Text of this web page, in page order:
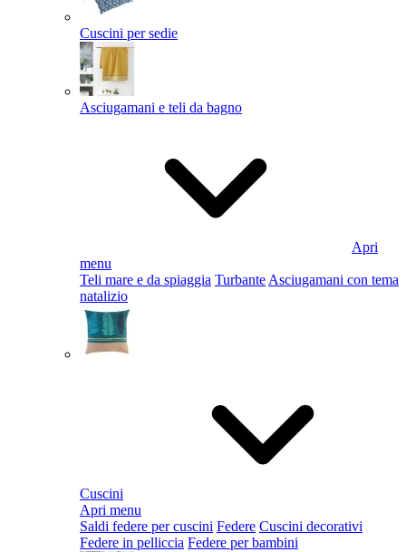
Cuscini per sedie
Asciugamani e teli da bagno
Apri
menu
Teli mare e da spiaggia Turbante Asciugamani con tema
natalizio
Cuscini
Apri menu
Saldi federe per cuscini Federe Cuscini decorativi
Federe in pelliccia Federe per bambini